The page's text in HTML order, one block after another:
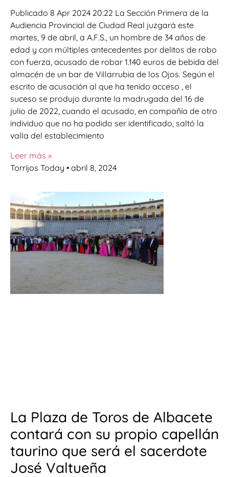
Publicado 8 Apr 2024 20:22 La Sección Primera de la
Audiencia Provincial de Ciudad Real juzgará este
martes, 9 de abril, a A.F.S., un hombre de 34 años de
edad y con múltiples antecedentes por delitos de robo
con fuerza, acusado de robar 1.140 euros de bebida del
almacén de un bar de Villarrubia de los Ojos. Según el
escrito de acusación al que ha tenido acceso , el
suceso se produjo durante la madrugada del 16 de
julio de 2022, cuando el acusado, en compañía de otro
individuo que no ha podido ser identificado, saltó la
valla del establecimiento
Leer más »
Torrijos Today
abril 8, 2024
La Plaza de Toros de Albacete
contará con su propio capellán
taurino que será el sacerdote
José Valtueña